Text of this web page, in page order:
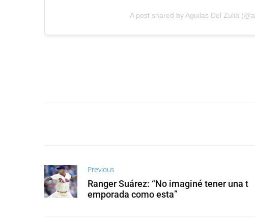
A post shared by Aguilas Del Zulia
Previous
Ranger Suárez: “No imaginé tener una t
emporada como esta”